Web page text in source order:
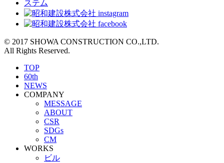
© 2017 SHOWA CONSTRUCTION CO.,LTD.
All Rights Reserved.
TOP
60th
NEWS
COMPANY
MESSAGE
ABOUT
CSR
SDGs
CM
WORKS
ビル